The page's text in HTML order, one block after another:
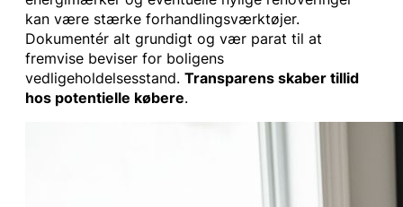
kan være stærke forhandlingsværktøjer.
Dokumentér alt grundigt og vær parat til at
fremvise beviser for boligens
vedligeholdelsesstand. Transparens skaber tillid
hos potentielle købere.